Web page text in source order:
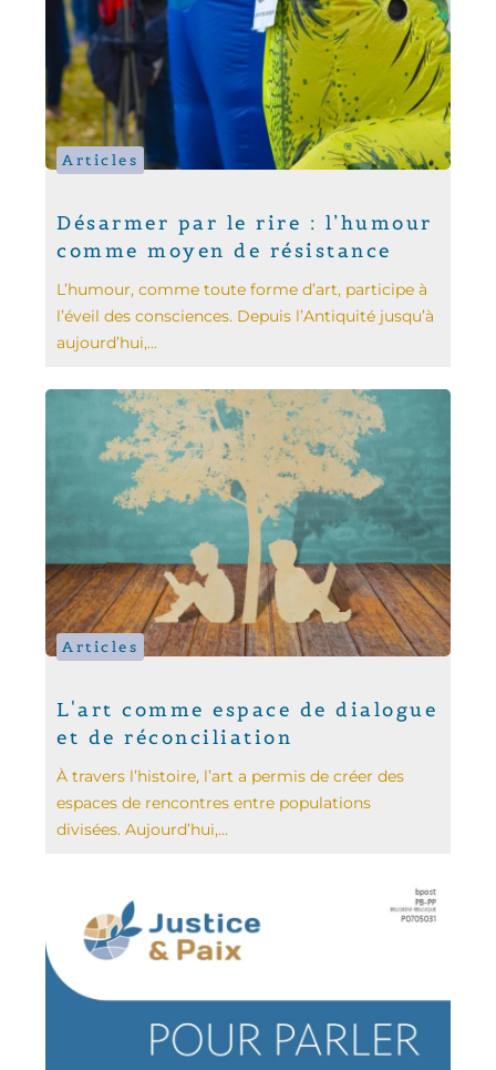
Articles
Désarmer par le rire : l’humour
comme moyen de résistance
L’humour, comme toute forme d’art, participe à
l’éveil des consciences. Depuis l’Antiquité jusqu’à
aujourd’hui,...
Articles
L'art comme espace de dialogue
et de réconciliation
À travers l’histoire, l’art a permis de créer des
espaces de rencontres entre populations
divisées. Aujourd’hui,...